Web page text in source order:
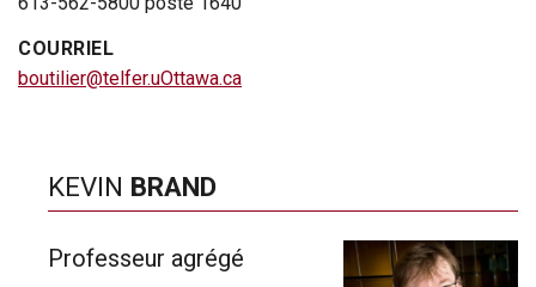
COURRIEL
boutilier@telfer.uOttawa.ca
KEVIN BRAND
Professeur agrégé